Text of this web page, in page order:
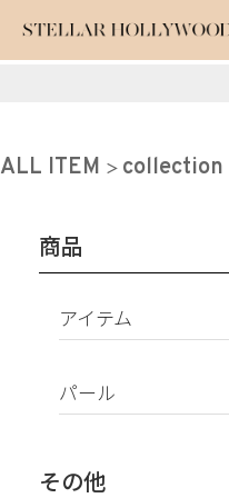
#スタッフイチ押し
ALL ITEM collection
商品
アイテム
イヤリング
ネックレス
パール
南洋真珠
その他